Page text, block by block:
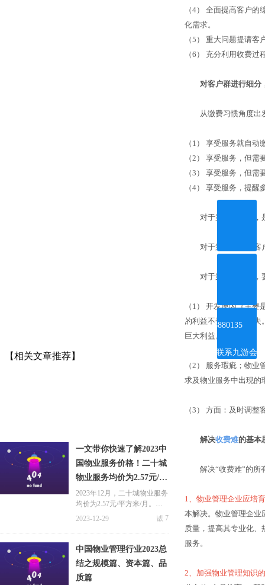
（4）
全面提高客户的
化需求。
（5 ）
重大问题提请客
（6 ） 充分利用收费过
对客户群进行细分
从缴费习惯角度出
（ 1 ）
享受服务就自动
（2 ）
享受服务，但需
（3 ）
享受服务，但需
（4） 享受服务，提醒
对于第一种客户，是
对于第二、三种客户
对于第四种客户，要
（ 1 ）
开发原因（主要
的利益不受或少受损
巨大利益。
（2 ）
服务瑕疵；物业
求及物业服务中出现的
（3 ） 方面：及时调整
解决收费难的基本
解决“收费难”的所
1、物业管理企业应培
本解决。物业管理企业
质量，提高其专业化
服务。
2、加强物业管理知识
【相关文章推荐】
一文带你快速了解2023中
国物业服务价格！二十城
物业服务均价为2.57元/平
方米/月
2023年12月，二十城物业服务
均价为2.57元/平方米/月。一
线城市物业服务价格水平居前
92元/平方米/月；北京、上海
紧随其后，分别为3.45元/平方
米/月和3.07元/平方米/月。
넶 7
2023-12-29
中国物业管理行业2023总
结之规模篇、资本篇、品
质篇
联系九游会
体育线上平
台
ꂅ 4008880135